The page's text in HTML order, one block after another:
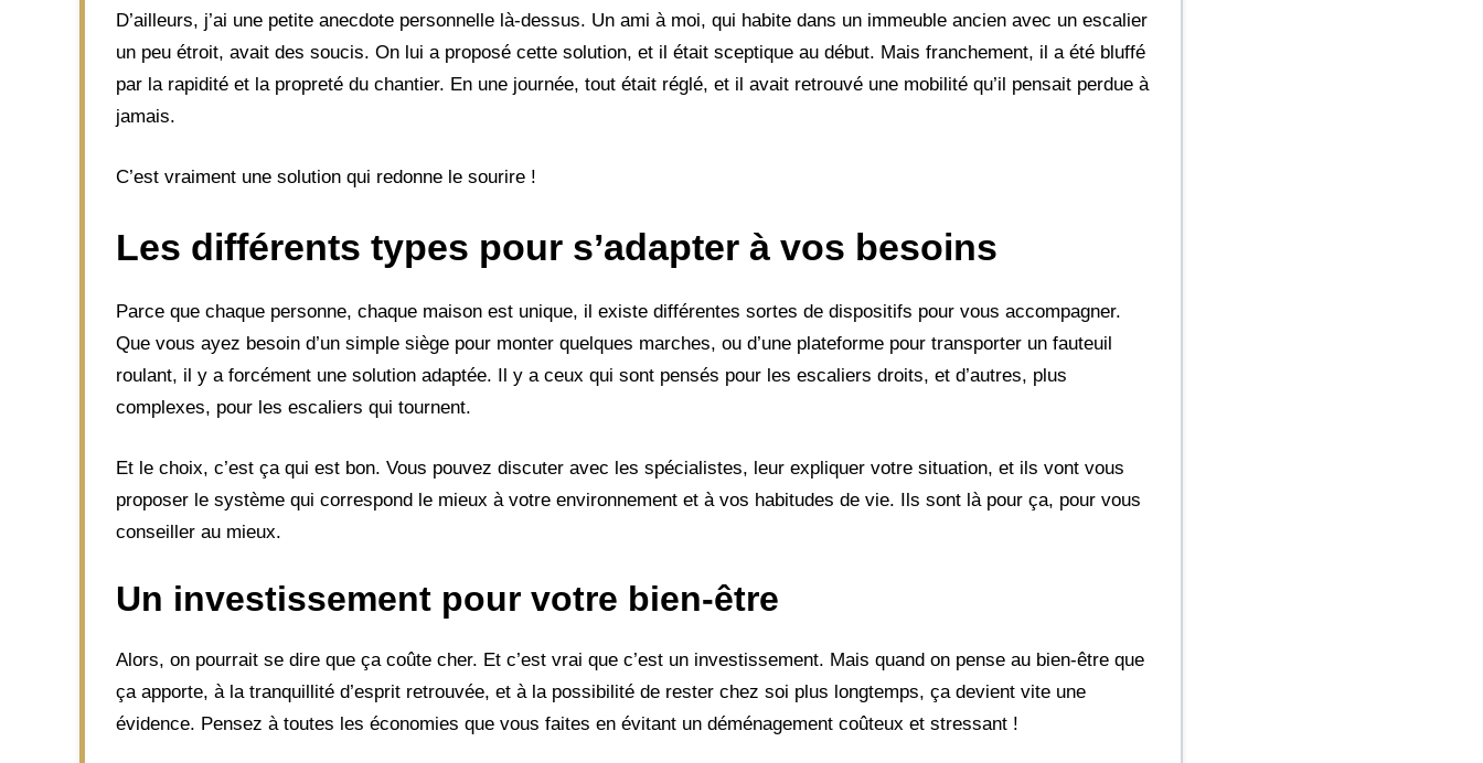
D’ailleurs, j’ai une petite anecdote personnelle là-dessus. Un ami à moi, qui habite dans un immeuble ancien avec un escalier
un peu étroit, avait des soucis. On lui a proposé cette solution, et il était sceptique au début. Mais franchement, il a été bluffé
par la rapidité et la propreté du chantier. En une journée, tout était réglé, et il avait retrouvé une mobilité qu’il pensait perdue à
jamais.
C’est vraiment une solution qui redonne le sourire !
Les différents types pour s’adapter à vos besoins
Parce que chaque personne, chaque maison est unique, il existe différentes sortes de dispositifs pour vous accompagner.
Que vous ayez besoin d’un simple siège pour monter quelques marches, ou d’une plateforme pour transporter un fauteuil
roulant, il y a forcément une solution adaptée. Il y a ceux qui sont pensés pour les escaliers droits, et d’autres, plus
complexes, pour les escaliers qui tournent.
Et le choix, c’est ça qui est bon. Vous pouvez discuter avec les spécialistes, leur expliquer votre situation, et ils vont vous
proposer le système qui correspond le mieux à votre environnement et à vos habitudes de vie. Ils sont là pour ça, pour vous
conseiller au mieux.
Un investissement pour votre bien-être
Alors, on pourrait se dire que ça coûte cher. Et c’est vrai que c’est un investissement. Mais quand on pense au bien-être que
ça apporte, à la tranquillité d’esprit retrouvée, et à la possibilité de rester chez soi plus longtemps, ça devient vite une
évidence. Pensez à toutes les économies que vous faites en évitant un déménagement coûteux et stressant !